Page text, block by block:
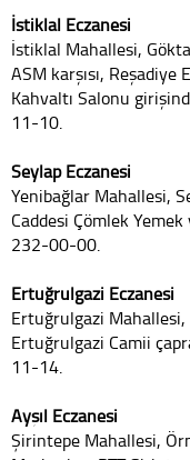
İstiklal Eczanesi
İstiklal Mahallesi,
ASM karşısı, Reşadiye
Kahvaltı Salonu
11-10.
Seylap Eczanesi
Yenibağlar Mahallesi,
Caddesi Çömlek
232-00-00.
Ertuğrulgazi Eczanesi
Ertuğrulgazi Mahallesi,
Ertuğrulgazi Camii
11-14.
Ayşıl Eczanesi
Şirintepe Mahallesi,